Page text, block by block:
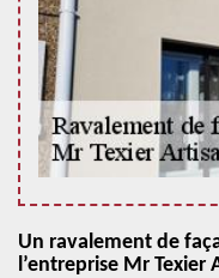
Un ravalement de
l’entreprise Mr Texier